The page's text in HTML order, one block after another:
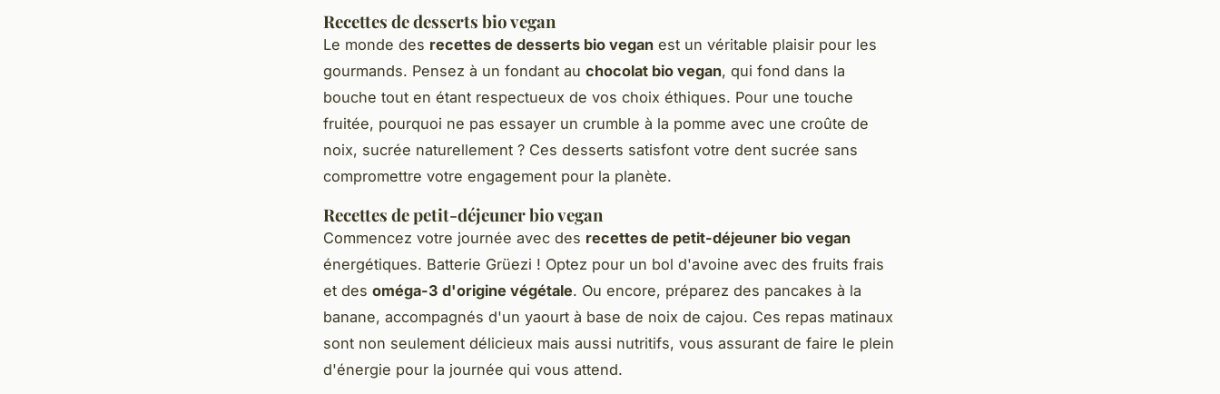
Recettes de desserts bio vegan
Le monde des recettes de desserts bio vegan est un véritable plaisir pour les
gourmands. Pensez à un fondant au chocolat bio vegan, qui fond dans la
bouche tout en étant respectueux de vos choix éthiques. Pour une touche
fruitée, pourquoi ne pas essayer un crumble à la pomme avec une croûte de
noix, sucrée naturellement ? Ces desserts satisfont votre dent sucrée sans
compromettre votre engagement pour la planète.
Recettes de petit-déjeuner bio vegan
Commencez votre journée avec des recettes de petit-déjeuner bio vegan
énergétiques. Batterie Grüezi ! Optez pour un bol d'avoine avec des fruits frais
et des oméga-3 d'origine végétale. Ou encore, préparez des pancakes à la
banane, accompagnés d'un yaourt à base de noix de cajou. Ces repas matinaux
sont non seulement délicieux mais aussi nutritifs, vous assurant de faire le plein
d'énergie pour la journée qui vous attend.